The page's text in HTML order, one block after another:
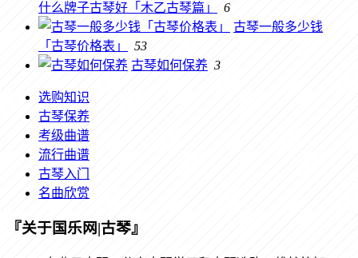
什么牌子古琴好「木乙古琴篇」
6
古琴一般多少钱
「古琴价格表」
53
古琴如何保养 3
选购知识
古琴保养
考级曲谱
流行曲谱
古琴入门
名曲欣赏
『关于国乐网|古琴』